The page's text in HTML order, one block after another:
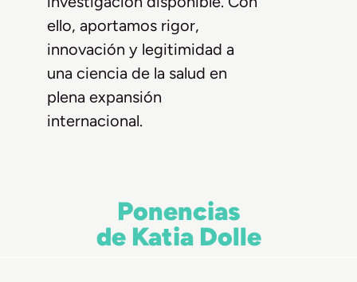
ello, aportamos rigor,
innovación y legitimidad a
una ciencia de la salud en
plena expansión
internacional.
Ponencias
de Katia Dolle